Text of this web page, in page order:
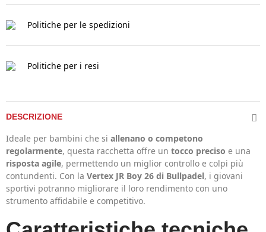
Politiche per le spedizioni
Politiche per i resi
DESCRIZIONE
Ideale per bambini che si allenano o competono
regolarmente, questa racchetta offre un tocco preciso e una
risposta agile, permettendo un miglior controllo e colpi più
contundenti. Con la Vertex JR Boy 26 di Bullpadel, i giovani
sportivi potranno migliorare il loro rendimento con uno
strumento affidabile e competitivo.